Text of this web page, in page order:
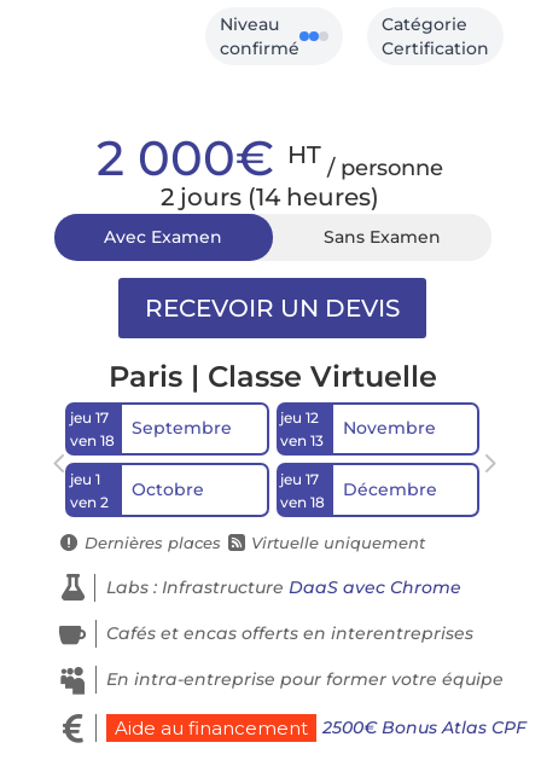
Niveau
confirmé
Catégorie
Certification
2 000€ HT / personne
2 jours (14 heures)
Avec Examen Sans Examen
Paris | Classe Virtuelle
jeu 17
ven 18
Septembre
jeu 1
ven 2
Octobre
jeu 12
ven 13
Novembre
jeu 17
ven 18
Décembre
 Dernières places  Virtuelle uniquement
 Labs : Infrastructure DaaS avec Chrome
 Cafés et encas offerts en interentreprises
 En intra-entreprise pour former votre équipe
 Aide au financement 2500€ Bonus Atlas CPF